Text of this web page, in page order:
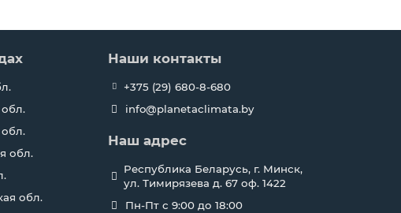
обл.
обл.
Наши контакты
+375 (29) 680-8-680
info@planetaclimata.by
Наш адрес
Республика Беларусь, г. Минск,
ул. Тимирязева д. 67 оф. 1422
Пн-Пт с 9:00 до 18:00